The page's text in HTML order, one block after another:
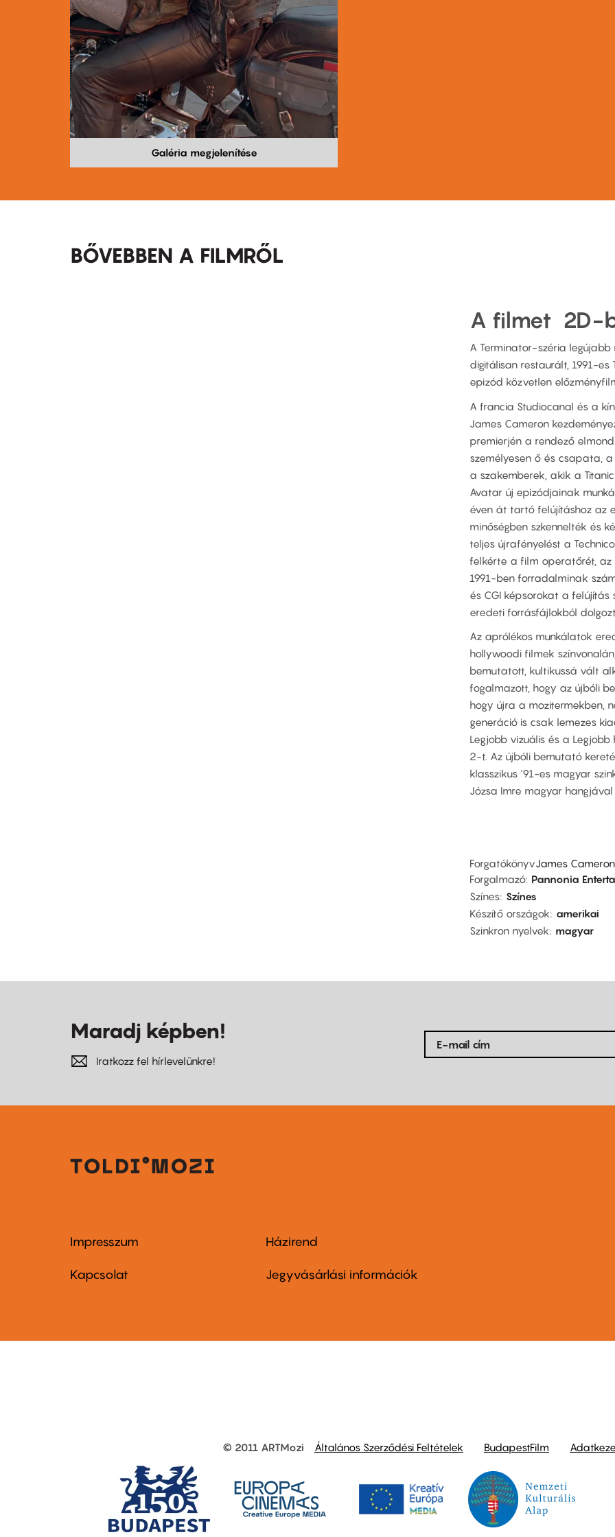
Galéria megjelenítése
BŐVEBBEN A FILMRŐL
A filmet 2D-
A Terminator-széria
digitálisan restaurált, 1991-
epizód közvetlen
A francia Studiocanal és a
James Cameron
premierjén a rendező
személyesen ő és csapata,
a szakemberek, akik a
Avatar új epizódjainak
éven át tartó felújításhoz az
minőségben szkennelték és
teljes újrafényelést a
felkérte a film operatőrét, az
1991-ben forradalminak
és CGI képsorokat a felújítás
eredeti forrásfájlokból
Az aprólékos munkálatok
hollywoodi filmek
bemutatott, kultikussá vált
fogalmazott, hogy az újbóli
hogy újra a mozitermekben,
generáció is csak lemezes
Legjobb vizuális és a
2-t. Az újbóli bemutató
klasszikus '91-es magyar
Józsa Imre magyar
ForgatókönyvJames Cameron
Forgalmazó Pannonia
Színes Színes
Készítő országok
amerikai
Szinkron nyelvek
magyar
Maradj képben!
Iratkozz fel hírlevelünkre!
Footer
menu
Impresszum
Kapcsolat
Footer
menu
Házirend
Jegyvásárlási információk
other
© 2011 ARTMozi Általános Szerződési Feltételek BudapestFilm